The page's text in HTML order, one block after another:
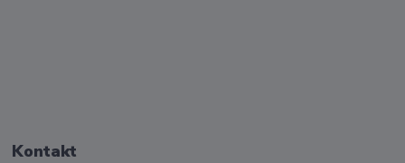
Kontakt